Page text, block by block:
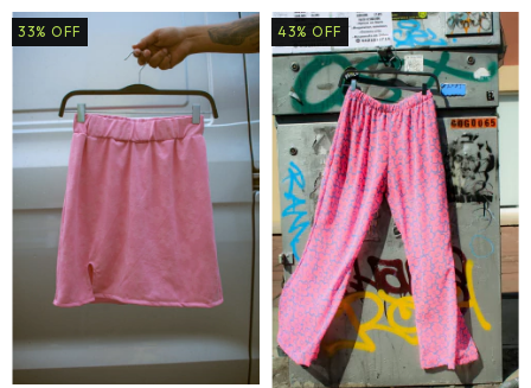
33% OFF 43% OFF